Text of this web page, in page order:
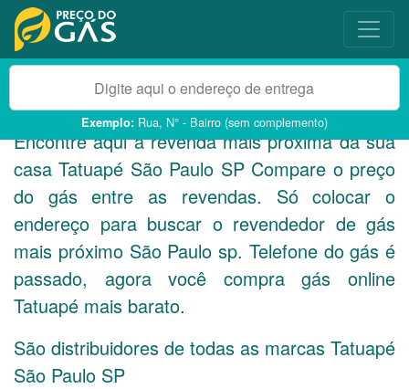
Exemplo: Rua, N° - Bairro (sem complemento)
Encontre aqui a revenda mais próxima da sua
casa Tatuapé São Paulo SPCompare o preço
do gás entre as revendas. Só colocar o
endereço para buscar o revendedor de gás
mais próximo São Paulo sp. Telefone do gás é
passado, agora você compra gás online
Tatuapé mais barato.
São distribuidores de todas as marcas Tatuapé
São Paulo SP